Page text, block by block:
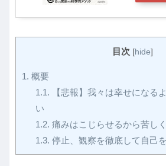
目次 [hide]
1. 概要
1.1. 【悲報】我々は幸せになる
い
1.2. 痛みはこじらせるから苦し
1.3. 停止、観察を徹底して自己